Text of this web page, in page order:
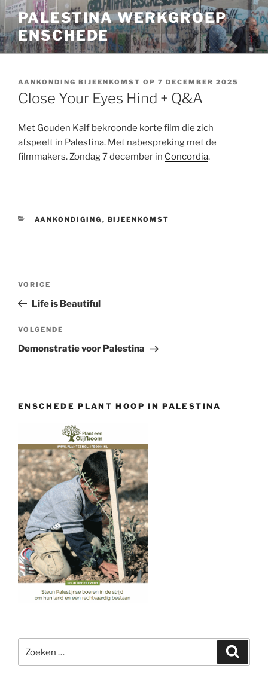
Ga
naar
de
inhoud
PALESTINA WERKGROEP
ENSCHEDE
AANKONDING BIJEENKOMST OP 7 DECEMBER 2025
Close Your Eyes Hind + Q&A
Met Gouden Kalf bekroonde korte film die zich
afspeelt in Palestina. Met nabespreking met de
filmmakers. Zondag 7 december in Concordia.
CATEGORIEËN
AANKONDIGING , BIJEENKOMST
Vorig
bericht
VORIGE
Life is Beautiful
Volgend
bericht
VOLGENDE
Demonstratie voor Palestina
ENSCHEDE PLANT HOOP IN PALESTINA
naar: